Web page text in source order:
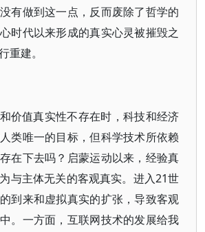
有做到这一点，反而废除了哲学的
时代以来形成的真实心灵被摧毁之
重建。
价值真实性不存在时，科技和经济
类唯一的目标，但科学技术所依赖
在下去吗？启蒙运动以来，经验真
与主体无关的客观真实。进入21世
到来和虚拟真实的扩张，导致客观
。一方面，互联网技术的发展给我